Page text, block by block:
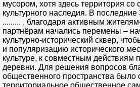
мусором, хотя здесь территория со
культурного наследия. В
......... , благодаря активным
партнёрам начались перемены –
культурно-исторический сквер,
и популяризацию исторического
культуре, к совместным действиям
деревни. Для решения вопросов
общественного пространства было
территориальное общественное